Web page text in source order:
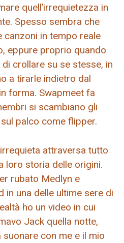
quell’irrequietezza in
Spesso sembra che
canzoni in tempo reale
eppure proprio quando
crollare su se stesse, in
a tirarle indietro dal
forma. Swapmeet fa
si scambiano gli
palco come flipper.
attraversa tutto
loro storia delle origini.
rubato Medlyn e
in una delle ultime sere di
ho un video in cui
Jack quella notte,
suonare con me e il mio